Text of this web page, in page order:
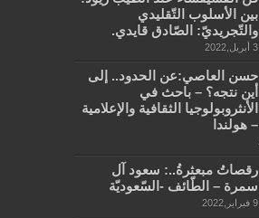
بين الأسلوب التّقليدي
والتّجريديّ: الصّادق قايدي.
3 أبريل,2022
حسن العاصي:عن الحدود.. إلى
أين نتجه؟ – باحث في
الأنثروبولوجيا الثقافية والإعلامية
– هولندا
رقصاتُ مبعثرةُ..: سعود آل
سمرة – الطّائف -السّعوديّة
9 فبراير,2022